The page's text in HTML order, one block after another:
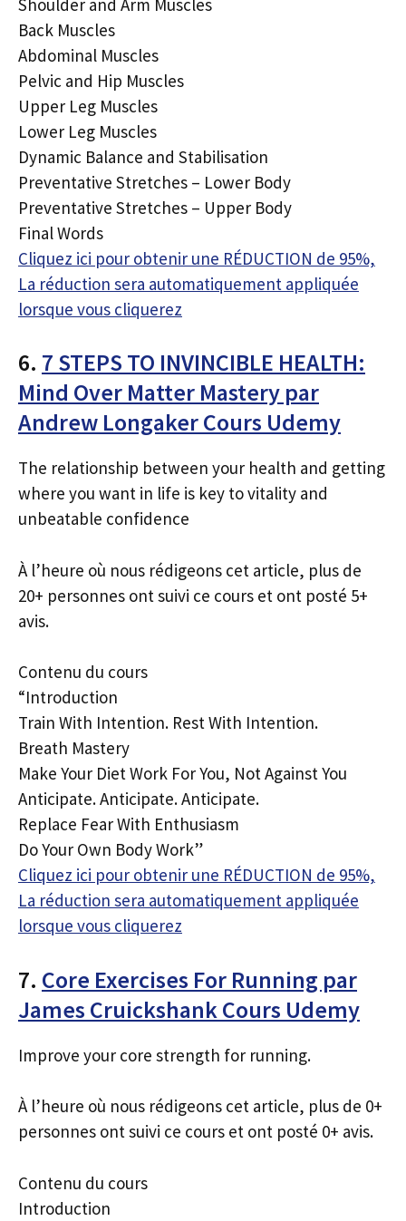
Back Muscles
Abdominal Muscles
Pelvic and Hip Muscles
Upper Leg Muscles
Lower Leg Muscles
Dynamic Balance and Stabilisation
Preventative Stretches – Lower Body
Preventative Stretches – Upper Body
Final Words
Cliquez ici pour obtenir une RÉDUCTION de 95%,
La réduction sera automatiquement appliquée
lorsque vous cliquerez
6. 7 STEPS TO INVINCIBLE HEALTH:
Mind Over Matter Mastery par
Andrew Longaker Cours Udemy
The relationship between your health and getting
where you want in life is key to vitality and
unbeatable confidence
À l’heure où nous rédigeons cet article, plus de
20+ personnes ont suivi ce cours et ont posté 5+
avis.
Contenu du cours
“Introduction
Train With Intention. Rest With Intention.
Breath Mastery
Make Your Diet Work For You, Not Against You
Anticipate. Anticipate. Anticipate.
Replace Fear With Enthusiasm
Do Your Own Body Work”
Cliquez ici pour obtenir une RÉDUCTION de 95%,
La réduction sera automatiquement appliquée
lorsque vous cliquerez
7. Core Exercises For Running par
James Cruickshank Cours Udemy
Improve your core strength for running.
À l’heure où nous rédigeons cet article, plus de 0+
personnes ont suivi ce cours et ont posté 0+ avis.
Contenu du cours
Introduction